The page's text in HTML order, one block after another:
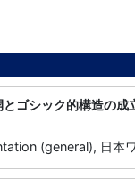
ゴシック的構造の成
(general), 日本